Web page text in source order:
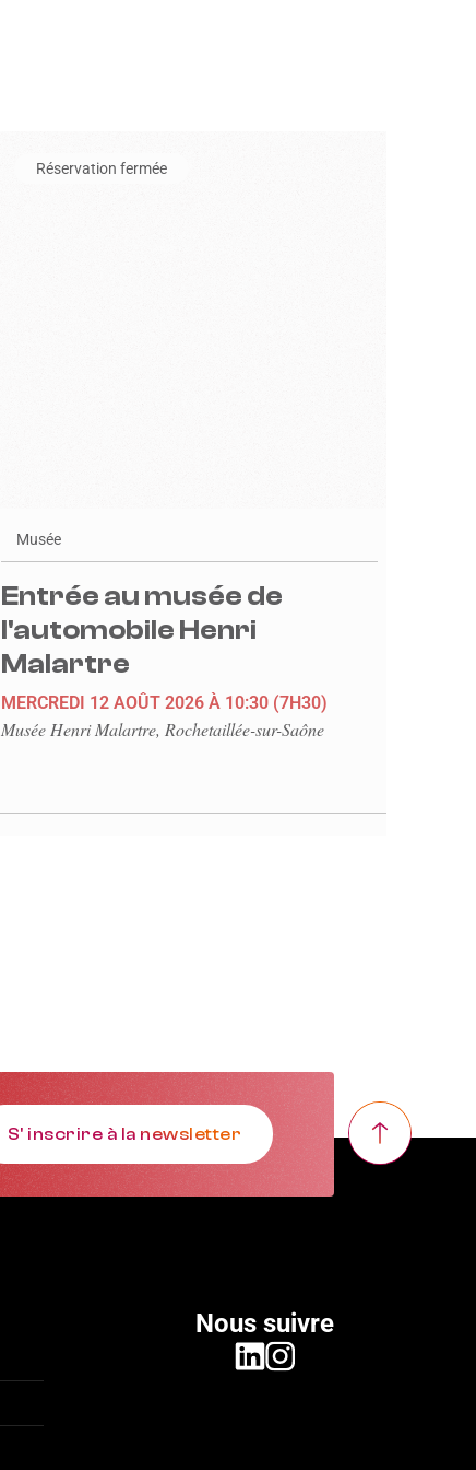
de la prison de Montluc
Réservation fermée
Musée
Entrée au musée de
l'automobile Henri
Malartre
MERCREDI 12 AOÛT 2026 À 10:30 (7H30)
Musée Henri Malartre, Rochetaillée-sur-Saône
S' inscrire à la newsletter
Nous suivre
linkedininstagram